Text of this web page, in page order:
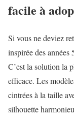
facile à
Si vous ne deviez
inspirée des années
C’est la solution la
efficace. Les
cintrées à la taille
silhouette